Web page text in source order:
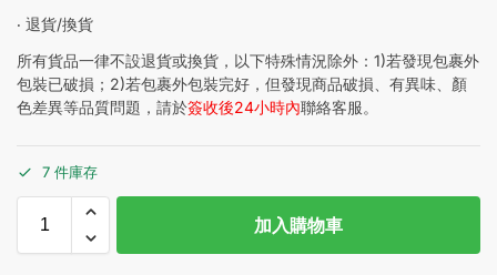
‧ 退貨/換貨
所有貨品一律不設退貨或換貨，以下特殊情況除外：1)若發現包裹外
包裝已破損；2)若包裹外包裝完好，但發現商品破損、有異味、顏
色差異等品質問題，請於簽收後24小時內聯絡客服。
7 件庫存
加入購物車